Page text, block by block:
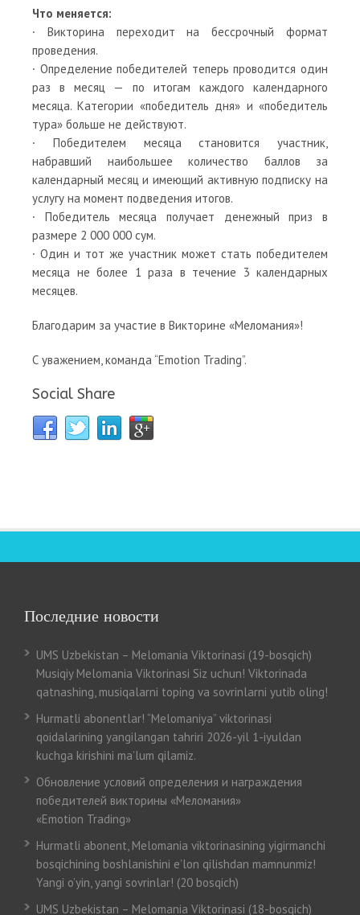
Что меняется:
∙ Викторина переходит на бессрочный формат
проведения.
∙ Определение победителей теперь проводится один
раз в месяц — по итогам каждого календарного
месяца. Категории «победитель дня» и «победитель
тура» больше не действуют.
∙ Победителем месяца становится участник,
набравший наибольшее количество баллов за
календарный месяц и имеющий активную подписку на
услугу на момент подведения итогов.
∙ Победитель месяца получает денежный приз в
размере 2 000 000 сум.
∙ Один и тот же участник может стать победителем
месяца не более 1 раза в течение 3 календарных
месяцев.
Благодарим за участие в Викторине «Меломания»!
С уважением, команда “Emotion Trading”.
Social Share
Последние новости
UMS Uzbekistan – Melomania Viktorinasi (19-bosqich)
Musiqiy Melomania Viktorinasi Siz uchun! Viktorinada
qatnashing, musiqalarni toping va sovrinlarni yutib oling!
Hurmatli abonentlar! “Melomaniya” viktorinasi
qoidalarining yangilangan tahriri 2026-yil 1-iyuldan
kuchga kirishini ma’lum qilamiz.
Обновление условий определения и награждения
победителей викторины «Меломания»
«Emotion Trading»
Hurmatli abonent, Melomania viktorinasining yigirmanchi
bosqichining boshlanishini e’lon qilishdan mamnunmiz!
Yangi o’yin, yangi sovrinlar! (20 bosqich)
UMS Uzbekistan – Melomania Viktorinasi (18-bosqich)